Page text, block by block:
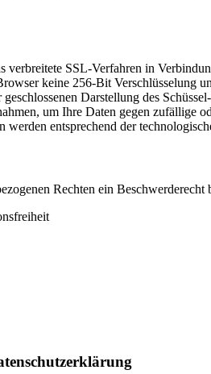
verbreitete SSL-Verfahren in
keine 256-Bit Verschlüsselung
Darstellung des
um Ihre Daten gegen
werden entsprechend der
Rechten ein